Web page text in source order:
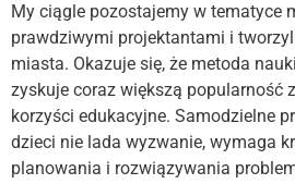
My ciągle pozostajemy w tematyce
prawdziwymi projektantami i
miasta. Okazuje się, że metoda
zyskuje coraz większą popularność
korzyści edukacyjne. Samodzielne
dzieci nie lada wyzwanie, wymaga
planowania i rozwiązywania